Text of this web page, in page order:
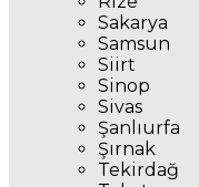
Sakarya
Samsun
Siirt
Sinop
Sivas
Şanlıurfa
Şırnak
Tekirdağ